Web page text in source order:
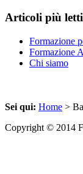
Articoli più letti
Formazione
Formazione
Chi siamo
Sei qui: Home >
Copyright © 2014